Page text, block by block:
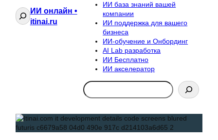
ПоискИИ онлайн •
itinai.ru
ИИ база знаний вашей
компании
ИИ поддержка для вашего
бизнеса
ИИ-обучение и Онбординг
AI Lab разработка
ИИ Бесплатно
ИИ акселератор
Search